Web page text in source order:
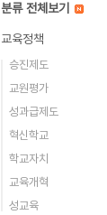
분류 전체보기
교육정책
승진제도
교원평가
성과급제도
혁신학교
학교자치
교육개혁
성교육